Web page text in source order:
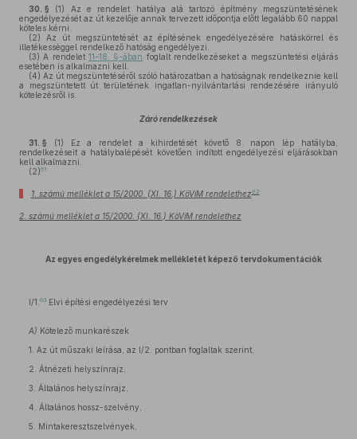
30. § (1)
Az e rendelet hatálya alá tartozó építmény megszüntetésének
engedélyezését az út kezelője annak tervezett időpontja előtt legalább 60 nappal
köteles kérni.
(2) Az út megszüntetését az építésének engedélyezésére hatáskörrel és
illetékességgel rendelkező hatóság engedélyezi.
(3) A rendelet 11–18. §-ában foglalt rendelkezéseket a megszüntetési eljárás
esetében is alkalmazni kell.
(4) Az út megszüntetéséről szóló határozatban a hatóságnak rendelkeznie kell
a megszüntetett út területének ingatlan-nyilvántartási rendezésére irányuló
kötelezésről is.
Záró rendelkezések
31. § (1) Ez a rendelet a kihirdetését követő 8. napon lép hatályba,
rendelkezéseit a hatálybalépését követően indított engedélyezési eljárásokban
kell alkalmazni.
(2)61
1. számú melléklet a 15/2000. (XI. 16.) KöViM rendelethez62
2. számú melléklet a 15/2000. (XI. 16.) KöViM rendelethez
Az egyes engedélykérelmek mellékletét képező tervdokumentációk
I/1. 63 Elvi építési engedélyezési terv
A) Kötelező munkarészek
1. Az út műszaki leírása, az I/2. pontban foglaltak szerint,
2. Átnézeti helyszínrajz,
3. Általános helyszínrajz,
4. Általános hossz-szelvény,
5. Mintakeresztszelvények,